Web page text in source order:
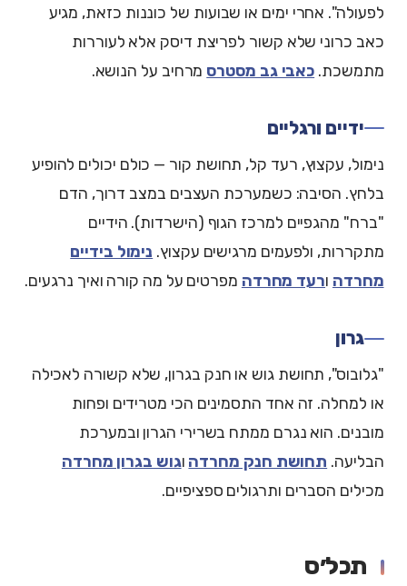
לפעולה". אחרי ימים או שבועות של כוננות כזאת, מגיע
כאב כרוני שלא קשור לפריצת דיסק אלא לעוררות
מתמשכת. כאבי גב מסטרס מרחיב על הנושא.
ידיים ורגליים
נימול, עקצוץ, רעד קל, תחושת קור — כולם יכולים להופיע
בלחץ. הסיבה: כשמערכת העצבים במצב דרוך, הדם
"ברח" מהגפיים למרכז הגוף (הישרדות). הידיים
מתקררות, ולפעמים מרגישים עקצוץ. נימול בידיים
מחרדה ורעד מחרדה מפרטים על מה קורה ואיך נרגעים.
גרון
"גלובוס", תחושת גוש או חנק בגרון, שלא קשורה לאכילה
או למחלה. זה אחד התסמינים הכי מטרידים ופחות
מובנים. הוא נגרם ממתח בשרירי הגרון ובמערכת
הבליעה. תחושת חנק מחרדה וגוש בגרון מחרדה
מכילים הסברים ותרגולים ספציפיים.
תכל׳ס